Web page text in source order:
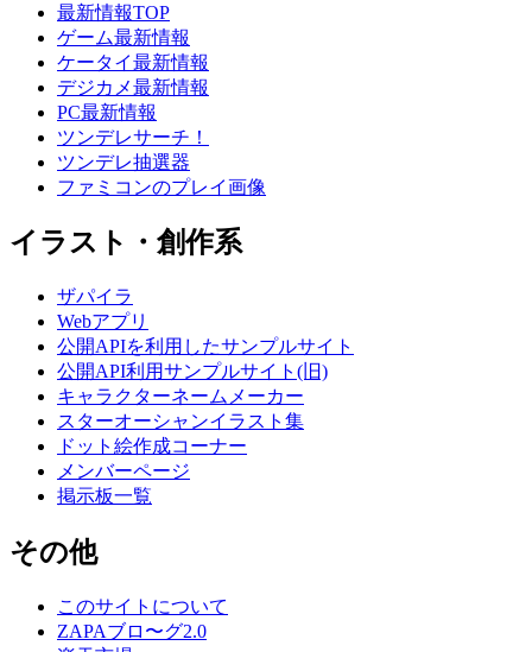
最新情報TOP
ゲーム最新情報
ケータイ最新情報
デジカメ最新情報
PC最新情報
ツンデレサーチ！
ツンデレ抽選器
ファミコンのプレイ画像
イラスト・創作系
ザパイラ
Webアプリ
公開APIを利用したサンプルサイト
公開API利用サンプルサイト(旧)
キャラクターネームメーカー
スターオーシャンイラスト集
ドット絵作成コーナー
メンバーページ
掲示板一覧
その他
このサイトについて
ZAPAブロ〜グ2.0